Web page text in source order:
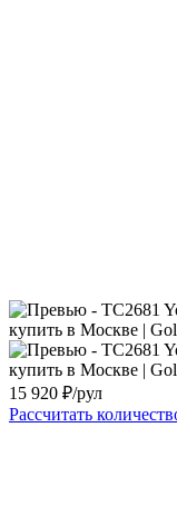
15 920 ₽/рул
Рассчитать